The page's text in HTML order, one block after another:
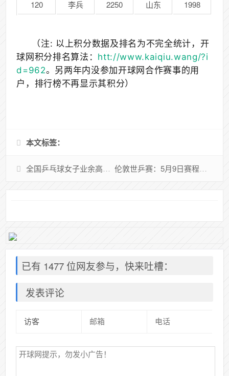
120
李兵 2250 山东 1998
（注: 以上积分数据及排名为不完全统计，开
球网积分排名算法： htt://www.kaiqiu.wang/?i
d=962。另两年内没参加开球网合作赛事的用
户，排行榜不再显示其积分）
本文标签：
全国乒乓球女子业余高手积分排行榜 2026.05 伦敦世乒赛：5月9日赛程公布！诞生决赛名单！国乒男团3-0复仇韩国，王楚钦狂轰11-1，半决赛对阵法国队
已有 1477 位网友参与，快来吐槽：
发表评论